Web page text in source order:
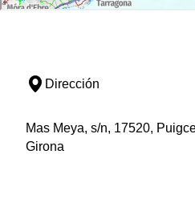
Dirección
Mas Meya, s/n, 17520,
Girona